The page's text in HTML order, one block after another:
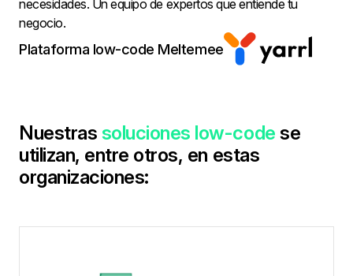
necesidades. Un equipo de expertos que entiende tu
negocio.
Plataforma low-code Meltemee
Nuestras soluciones low-code se
utilizan, entre otros, en estas
organizaciones: